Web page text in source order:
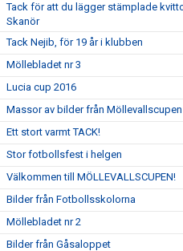
Tack för att du lägger stämplade
Skanör
Tack Nejib, för 19 år i klubben
Möllebladet nr 3
Lucia cup 2016
Massor av bilder från Möllevallscupen
Ett stort varmt TACK!
Stor fotbollsfest i helgen
Välkommen till MÖLLEVALLSCUPEN!
Bilder från Fotbollsskolorna
Möllebladet nr 2
Bilder från Gåsaloppet